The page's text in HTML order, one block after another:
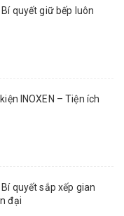
quyết giữ bếp luôn
INOXEN – Tiện ích
quyết sắp xếp gian
đại